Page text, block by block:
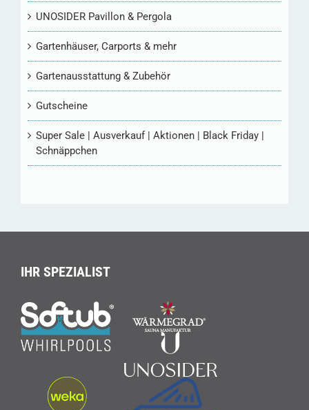
UNOSIDER Pavillon & Pergola
Gartenhäuser, Carports & mehr
Gartenausstattung & Zubehör
Gutscheine
Super Sale | Ausverkauf | Aktionen | Black Friday |
Schnäppchen
IHR SPEZIALIST